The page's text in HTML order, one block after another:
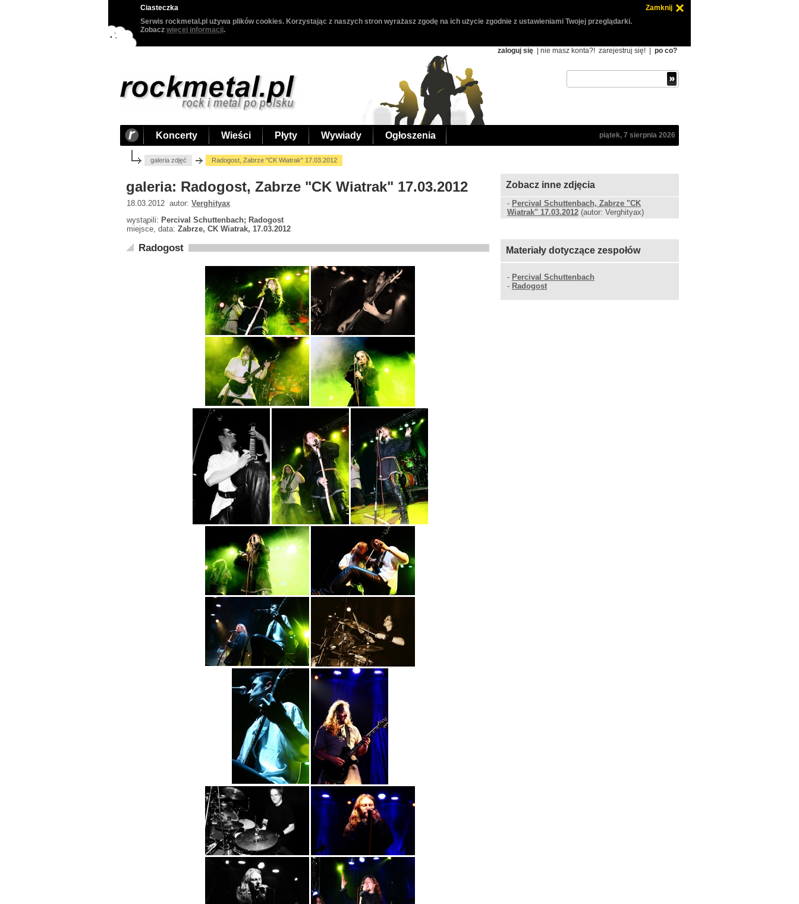
Ciasteczka
Zamknij
Serwis rockmetal.pl używa plików cookies. Korzystając z naszych stron wyrażasz zgodę na ich użycie zgodnie z ustawieniami Twojej przeglądarki.
Zobacz więcej informacji.
zaloguj się | nie masz konta?! zarejestruj się! po co?
Koncerty Wieści Płyty Wywiady Ogłoszenia piątek, 7 sierpnia 2026
galeria zdjęć Radogost, Zabrze "CK Wiatrak" 17.03.2012
galeria: Radogost, Zabrze "CK Wiatrak" 17.03.2012
18.03.2012 autor: Verghityax
wystąpili: Percival Schuttenbach; Radogost
miejsce, data: Zabrze, CK Wiatrak, 17.03.2012
Radogost
Zobacz inne zdjęcia
- Percival Schuttenbach, Zabrze "CK
Wiatrak" 17.03.2012(autor: Verghityax)
Materiały dotyczące zespołów
- Percival Schuttenbach
- Radogost